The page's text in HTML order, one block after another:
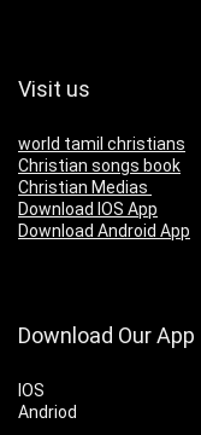
Visit us
world tamil christians
Christian songs book
Christian Medias
Download IOS App
Download Android App
Download Our App
IOS
Andriod